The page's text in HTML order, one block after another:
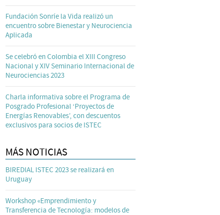
Fundación Sonríe la Vida realizó un
encuentro sobre Bienestar y Neurociencia
Aplicada
Se celebró en Colombia el XIII Congreso
Nacional y XIV Seminario Internacional de
Neurociencias 2023
Charla informativa sobre el Programa de
Posgrado Profesional ‘Proyectos de
Energías Renovables’, con descuentos
exclusivos para socios de ISTEC
MÁS NOTICIAS
BIREDIAL ISTEC 2023 se realizará en
Uruguay
Workshop «Emprendimiento y
Transferencia de Tecnología: modelos de